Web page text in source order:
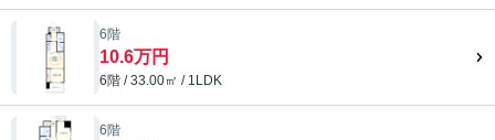
6階
10.6万円
6階 / 33.00㎡ / 1LDK
6階